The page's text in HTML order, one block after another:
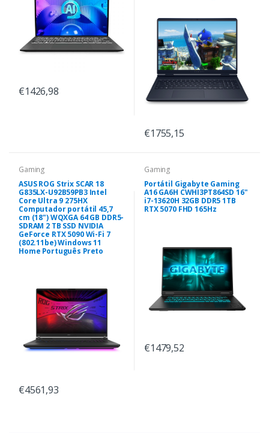
€1426,98
€1755,15
Gaming
ASUS ROG Strix SCAR 18
G835LX-U92B59PB3 Intel
Core Ultra 9 275HX
Computador portátil 45,7
cm (18") WQXGA 64 GB DDR5-
SDRAM 2 TB SSD NVIDIA
GeForce RTX 5090 Wi-Fi 7
(802.11be) Windows 11
Home Português Preto
€4561,93
Gaming
Portátil Gigabyte Gaming
A16 GA6H CWHI3PT864SD 16"
i7-13620H 32GB DDR5 1TB
RTX 5070 FHD 165Hz
€1479,52